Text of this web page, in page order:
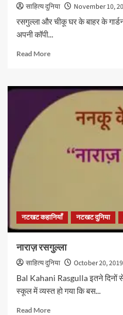
साहित्य दुनिया November 10,
रसगुल्ला और चीकू घर के बाहर के
अपनी कॉपी...
Read MoreRead
कविता
बाल
दिवस
नटखट कहानियाँ नटखट दुनिया
नाराज़ रसगुल्ला
साहित्य दुनिया October 20, 2019
Bal Kahani Rasgulla इतने
स्कूल में व्यस्त हो गया कि बस...
Read MoreRead